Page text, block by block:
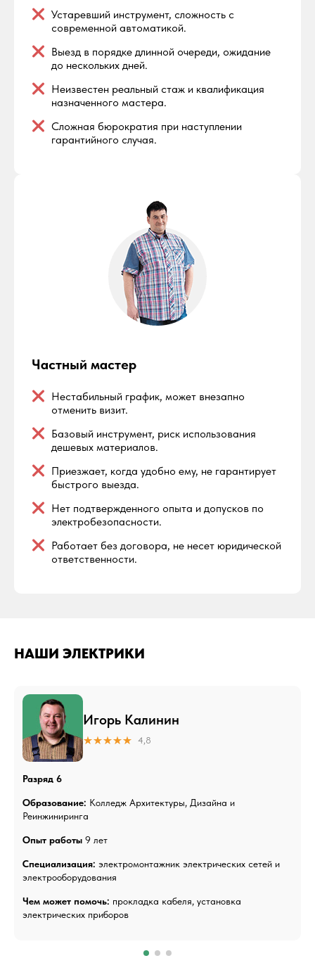
Устаревший инструмент, сложность с
современной автоматикой.
Выезд в порядке длинной очереди, ожидание
до нескольких дней.
Неизвестен реальный стаж и квалификация
назначенного мастера.
Сложная бюрократия при наступлении
гарантийного случая.
Частный мастер
Нестабильный график, может внезапно
отменить визит.
Базовый инструмент, риск использования
дешевых материалов.
Приезжает, когда удобно ему, не гарантирует
быстрого выезда.
Нет подтвержденного опыта и допусков по
электробезопасности.
Работает без договора, не несет юридической
ответственности.
НАШИ ЭЛЕКТРИКИ
Игорь Калинин
4,8
Разряд 6
Образование: Колледж Архитектуры, Дизайна и
Реинжиниринга
Опыт работы 9 лет
Специализация: электромонтажник электрических сетей и
электрооборудования
Чем может помочь: прокладка кабеля, установка
электрических приборов